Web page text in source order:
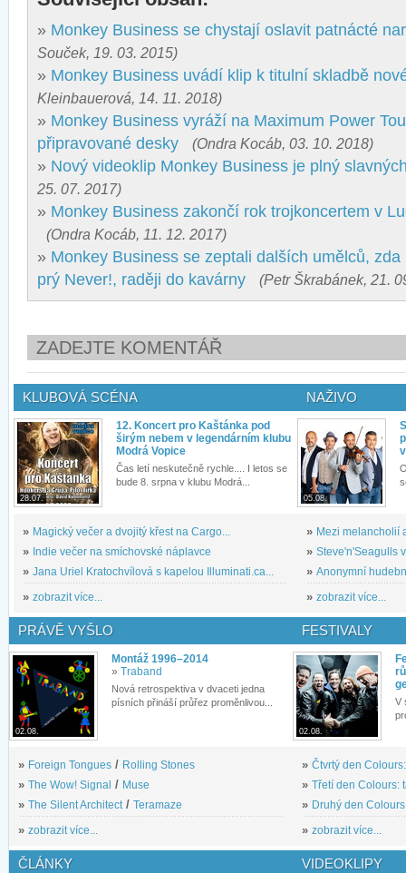
» Monkey Business se chystají oslavit patnácté
Souček, 19. 03. 2015)
» Monkey Business uvádí klip k titulní skladbě
Kleinbauerová, 14. 11. 2018)
» Monkey Business vyráží na Maximum Power
připravované desky
(Ondra Kocáb, 03. 10. 2018)
» Nový videoklip Monkey Business je plný
25. 07. 2017)
» Monkey Business zakončí rok trojkoncertem v
(Ondra Kocáb, 11. 12. 2017)
» Monkey Business se zeptali dalších umělců,
prý Never!, raději do kavárny
(Petr Škrabánek, 21.
ZADEJTE KOMENTÁŘ
KLUBOVÁ SCÉNA
28.07.
12. Koncert pro Kaštánka pod
širým nebem v legendárním klubu
Modrá Vopice
Čas letí neskutečně rychle.... I letos se
bude 8. srpna v klubu Modrá...
» Magický večer a dvojitý křest na Cargo...
» Indie večer na smíchovské náplavce
» Jana Uriel Kratochvílová s kapelou Illuminati.ca...
» zobrazit více...
NAŽIVO
05.08.
» Mezi melancholií
» Steve'n'Seagulls
» Anonymní
» zobrazit více...
PRÁVĚ VYŠLO
02.08.
Montáž 1996–2014
» Traband
Nová retrospektiva v dvaceti jedna
písních přináší průřez proměnlivou...
» Foreign Tongues / Rolling Stones
» The Wow! Signal / Muse
» The Silent Architect/ Teramaze
» zobrazit více...
FESTIVALY
02.08.
V
» Čtvrtý den
» Třetí den Colours:
» Druhý den
» zobrazit více...
ČLÁNKY VIDEOKLIPY